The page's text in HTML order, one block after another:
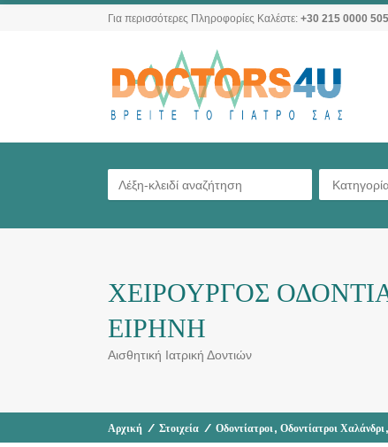
Για περισσότερες Πληροφορίες Καλέστε: +30 215 0000 505
ΧΕΙΡΟΥΡΓΟΣ
ΕΙΡΗΝΗ
Αισθητική Ιατρική Δοντιών
Αρχική / Στοιχεία / Οδοντίατροι, Οδοντίατροι Χαλάνδρι,